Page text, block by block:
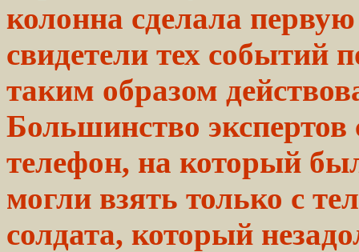
колонна сделала
свидетели тех событий
таким образом
Большинство экспертов
телефон, на который
могли взять только с
солдата, который